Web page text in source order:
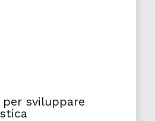
sviluppare